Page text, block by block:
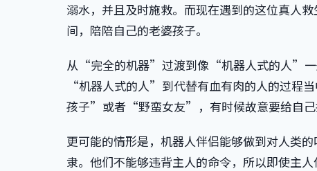
溺水，并且及时施救。而现在遇到的这位真人
间，陪陪自己的老婆孩子。
从“完全的机器”过渡到像“机器人式的人”一
“机器人式的人”到代替有血有肉的人的过程
孩子”或者“野蛮女友”，有时候故意要给自己
更可能的情形是，机器人伴侣能够做到对人类
隶。他们不能够违背主人的命令，所以即使主